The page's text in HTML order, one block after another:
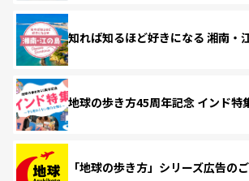
知れば知るほど好きになる 湘南・
地球の歩き方45周年記念 インド特
「地球の歩き方」シリーズ広告の